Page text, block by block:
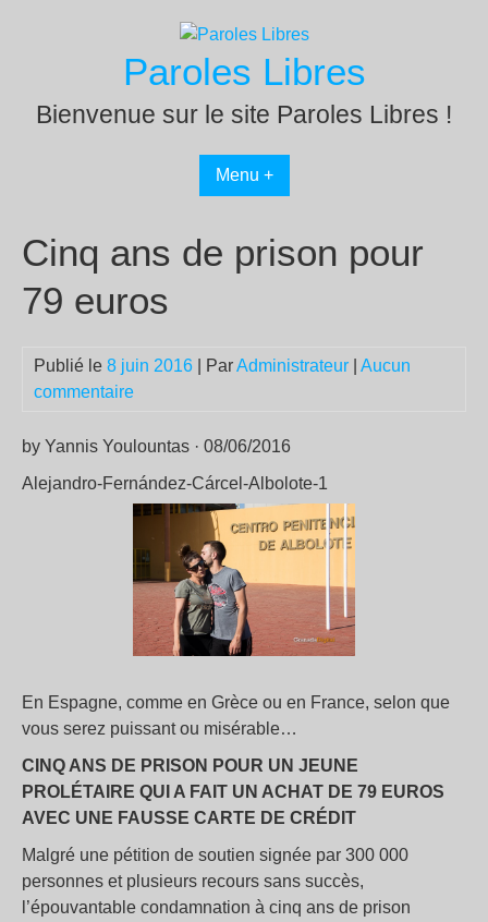
Paroles Libres
Bienvenue sur le site Paroles Libres !
Menu +
Cinq ans de prison pour
79 euros
Publié le 8 juin 2016 | ParAdministrateur
Aucun
commentaire
by Yannis Youlountas · 08/06/2016
Alejandro-Fernández-Cárcel-Albolote-1
En Espagne, comme en Grèce ou en France, selon que
vous serez puissant ou misérable…
CINQ ANS DE PRISON POUR UN JEUNE
PROLÉTAIRE QUI A FAIT UN ACHAT DE 79 EUROS
AVEC UNE FAUSSE CARTE DE CRÉDIT
Malgré une pétition de soutien signée par 300 000
personnes et plusieurs recours sans succès,
l’épouvantable condamnation à cinq ans de prison